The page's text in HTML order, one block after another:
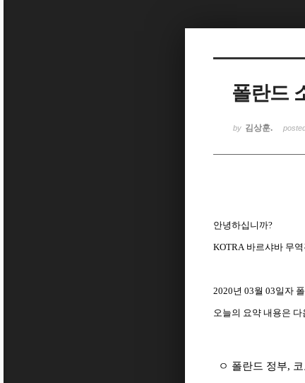
폴란드
by 김상훈.
안녕하십니까?
KOTRA 바르샤바 무
2020년 03월 03일자
오늘의 요약 내용은 다
ㅇ 폴란드 정부,
Sketchbook5, 스케치북5
Sketchbook5, 스케치북5